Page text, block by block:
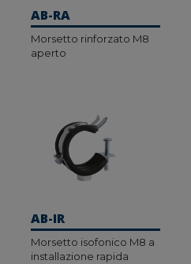
AB-RA
Morsetto rinforzato M8
aperto
AB-IR
Morsetto isofonico M8 a
installazione rapida